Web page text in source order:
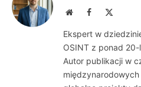
WebsiteFacebook
Ekspert w
OSINT z ponad
Autor publikacji w